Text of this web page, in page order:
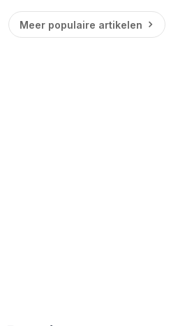
Meer populaire artikelen